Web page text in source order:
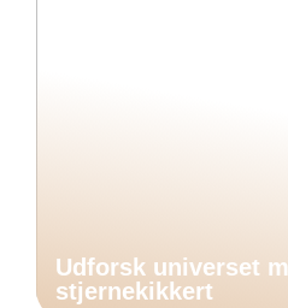
Udforsk universet
stjernekikkert